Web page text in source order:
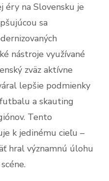
éry na Slovensku je
sa
nástroje využívané
zväz aktívne
lepšie podmienky
a skauting
Tento
k jedinému cieľu –
hral významnú úlohu